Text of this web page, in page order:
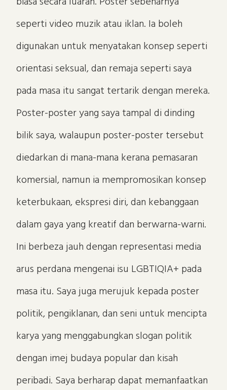
seperti video muzik atau iklan. Ia boleh
digunakan untuk menyatakan konsep seperti
orientasi seksual, dan remaja seperti saya
pada masa itu sangat tertarik dengan mereka.
Poster-poster yang saya tampal di dinding
bilik saya, walaupun poster-poster tersebut
diedarkan di mana-mana kerana pemasaran
komersial, namun ia mempromosikan konsep
keterbukaan, ekspresi diri, dan kebanggaan
dalam gaya yang kreatif dan berwarna-warni.
Ini berbeza jauh dengan representasi media
arus perdana mengenai isu LGBTIQIA+ pada
masa itu. Saya juga merujuk kepada poster
politik, pengiklanan, dan seni untuk mencipta
karya yang menggabungkan slogan politik
dengan imej budaya popular dan kisah
peribadi. Saya berharap dapat memanfaatkan